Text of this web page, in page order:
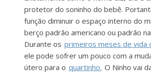
protetor do soninho do bebê.
função diminuir o espaço interno do
berço padrão americano ou padrão
Durante os primeiros meses de vida
ele pode sofrer um pouco com a
útero para o quartinho. O Ninho vai